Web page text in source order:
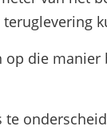
die manier
te